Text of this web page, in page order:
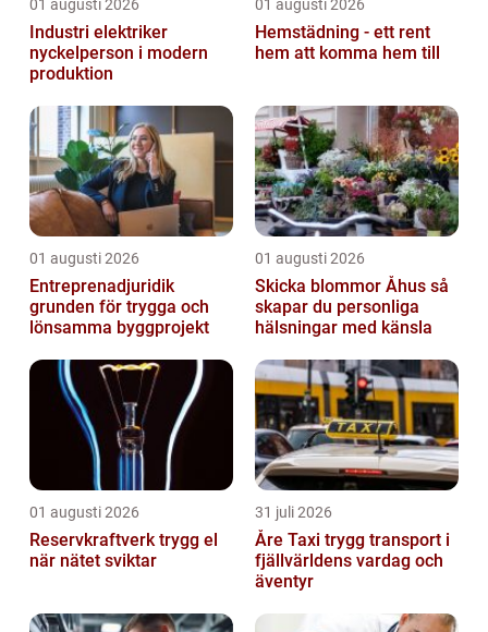
01 augusti 2026
Industri elektriker
nyckelperson i modern
produktion
01 augusti 2026
Hemstädning - ett rent
hem att komma hem till
01 augusti 2026
Entreprenadjuridik
grunden för trygga och
lönsamma byggprojekt
01 augusti 2026
Skicka blommor Åhus så
skapar du personliga
hälsningar med känsla
01 augusti 2026
Reservkraftverk trygg el
när nätet sviktar
31 juli 2026
Åre Taxi trygg transport i
fjällvärldens vardag och
äventyr